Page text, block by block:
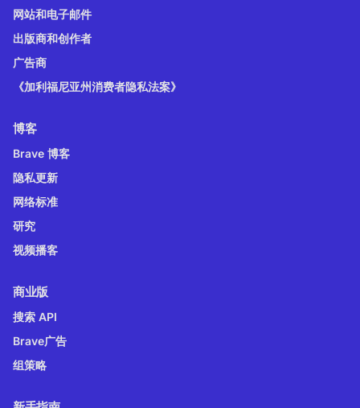
网站和电子邮件
出版商和创作者
广告商
《加利福尼亚州消费者隐私法案》
博客
Brave 博客
隐私更新
网络标准
研究
视频播客
商业版
搜索 API
Brave广告
组策略